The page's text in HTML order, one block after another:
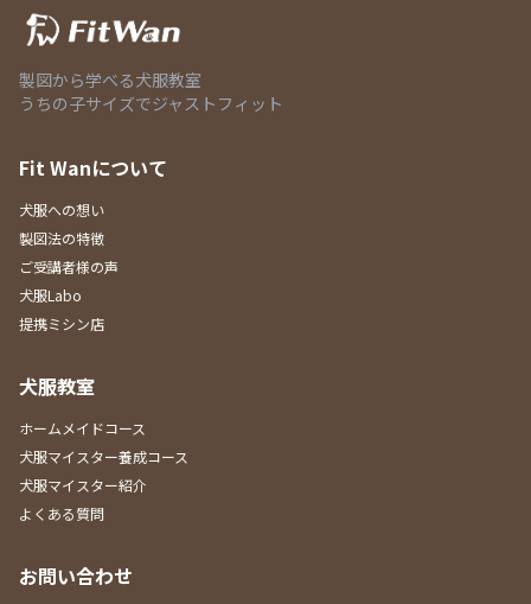
製図から学べる犬服教室
うちの子サイズでジャストフィット
Fit Wanについて
犬服への想い
製図法の特徴
ご受講者様の声
犬服Labo
提携ミシン店
犬服教室
ホームメイドコース
犬服マイスター養成コース
犬服マイスター紹介
よくある質問
お問い合わせ